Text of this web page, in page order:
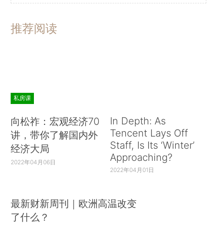
推荐阅读
私房课
向松祚：宏观经济70
讲，带你了解国内外
经济大局
2022年04月06日
In Depth: As
Tencent Lays Off
Staff, Is Its ‘Winter’
Approaching?
2022年04月01日
最新财新周刊｜欧洲高温改变
了什么？